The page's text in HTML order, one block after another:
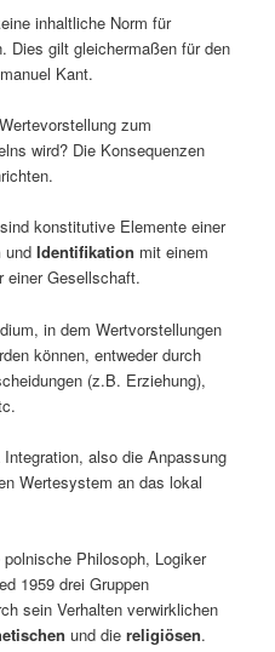
inhaltliche Norm für
Dies gilt gleichermaßen für den
Kant.
zum
wird? Die Konsequenzen
konstitutive Elemente einer
undIdentifikation mit einem
einer Gesellschaft.
in dem Wertvorstellungen
können, entweder durch
(z.B. Erziehung),
also die Anpassung
Wertesystem an das lokal
Philosoph, Logiker
1959 drei Gruppen
sein Verhalten verwirklichen
und diereligiösen.